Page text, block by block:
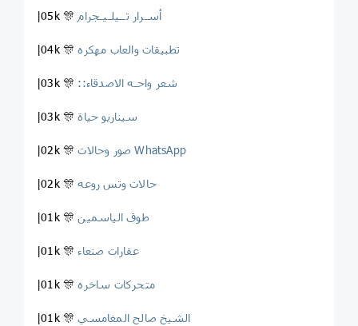
|05k 🎊 أسـرار تــيلـيـجرام
|04k 🎊تطبيقات والعاب مهكره
|03k 🎊 ::شعر واحـه الاصدقاء
|03k 🎊سيناريو حياة
|02k 🎊 صور وحالات WhatsApp
|02k 🎊حالات وتس روعه
|01k 🎊طوق الياسمين
|01k 🎊عقارات صنعاء
|01k 🎊متحركات ساخره
|01k 🎊الشيخ صالح المغامسي